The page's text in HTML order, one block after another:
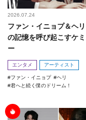
2026.07.24
ファン・イニョプ＆ヘ
の記憶を呼び起こすケミ
ー
エンタメ アーティスト
ファン・イニョプ
ヘリ
君へと続く僕のドリーム！